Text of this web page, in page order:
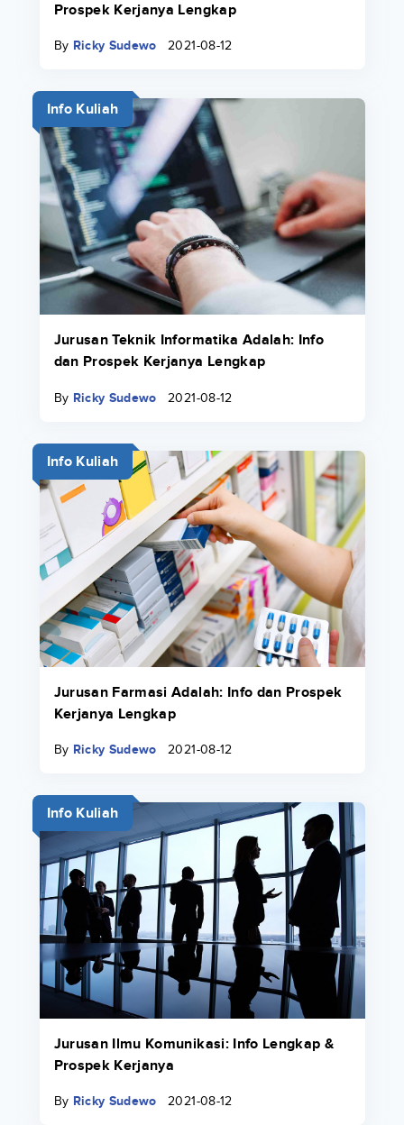
Prospek Kerjanya Lengkap
By Ricky Sudewo 2021-08-12
Info Kuliah
Jurusan Teknik Informatika Adalah: Info
dan Prospek Kerjanya Lengkap
By Ricky Sudewo 2021-08-12
Info Kuliah
Jurusan Farmasi Adalah: Info dan Prospek
Kerjanya Lengkap
By Ricky Sudewo 2021-08-12
Info Kuliah
Jurusan Ilmu Komunikasi: Info Lengkap &
Prospek Kerjanya
By Ricky Sudewo 2021-08-12